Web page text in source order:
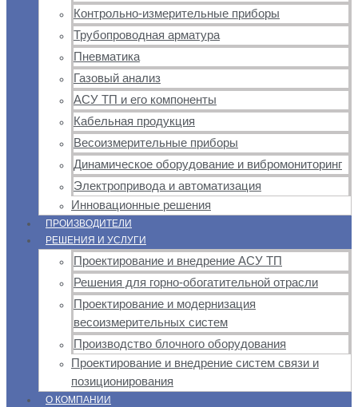
Контрольно-измерительные приборы
Трубопроводная арматура
Пневматика
Газовый анализ
АСУ ТП и его компоненты
Кабельная продукция
Весоизмерительные приборы
Динамическое оборудование и вибромониторинг
Электропривода и автоматизация
Инновационные решения
ПРОИЗВОДИТЕЛИ
РЕШЕНИЯ И УСЛУГИ
Проектирование и внедрение АСУ ТП
Решения для горно-обогатительной отрасли
Проектирование и модернизация
весоизмерительных систем
Производство блочного оборудования
Проектирование и внедрение систем связи и
позиционирования
О КОМПАНИИ